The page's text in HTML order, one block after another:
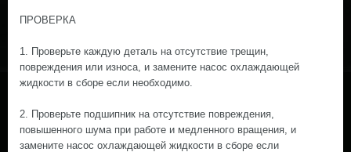
ПРОВЕРКА
1. Проверьте каждую деталь на отсутствие трещин,
повреждения или износа, и замените насос охлаждающей
жидкости в сборе если необходимо.
2. Проверьте подшипник на отсутствие повреждения,
повышенного шума при работе и медленного вращения, и
замените насос охлаждающей жидкости в сборе если